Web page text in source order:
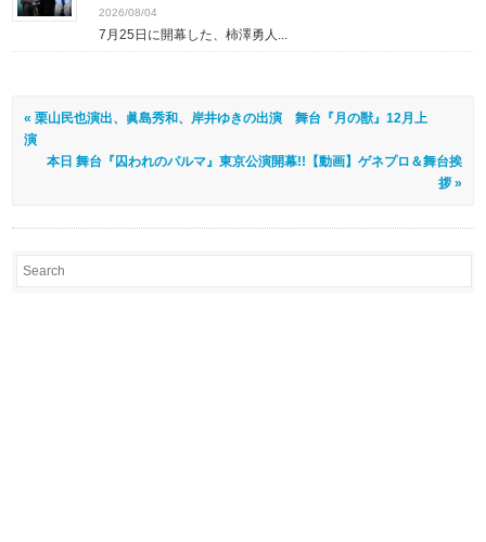
2026/08/04
7月25日に開幕した、柿澤勇人...
« 栗山民也演出、眞島秀和、岸井ゆきの出演 舞台『月の獣』12月上
演
本日 舞台『囚われのパルマ』東京公演開幕!!【動画】ゲネプロ＆舞台挨
拶 »